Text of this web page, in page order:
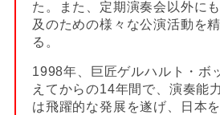
た。また、定期演奏会以外に
及のための様々な公演活動を
る。
1998年、巨匠ゲルハルト・ボ
えてからの14年間で、演奏能
は飛躍的な発展を遂げ、日本